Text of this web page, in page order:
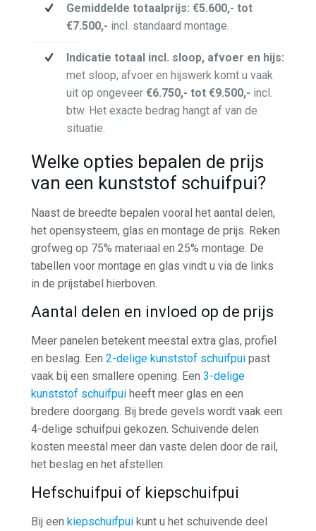
Gemiddelde totaalprijs: €5.600,- tot
€7.500,- incl. standaard montage.
Indicatie totaal incl. sloop, afvoer en hijs:
met sloop, afvoer en hijswerk komt u vaak
uit op ongeveer€6.750,- tot €9.500,- incl.
btw. Het exacte bedrag hangt af van de
situatie.
Welke opties bepalen de prijs
van een kunststof schuifpui?
Naast de breedte bepalen vooral het aantal delen,
het opensysteem, glas en montage de prijs. Reken
grofweg op 75% materiaal en 25% montage. De
tabellen voor montage en glas vindt u via de links
in de prijstabel hierboven.
Aantal delen en invloed op de prijs
Meer panelen betekent meestal extra glas, profiel
en beslag. Een2-delige kunststof schuifpui past
vaak bij een smallere opening. Een3-delige
kunststof schuifpui heeft meer glas en een
bredere doorgang. Bij brede gevels wordt vaak een
4-delige schuifpui gekozen. Schuivende delen
kosten meestal meer dan vaste delen door de rail,
het beslag en het afstellen.
Hefschuifpui of kiepschuifpui
Bij eenkiepschuifpui kunt u het schuivende deel